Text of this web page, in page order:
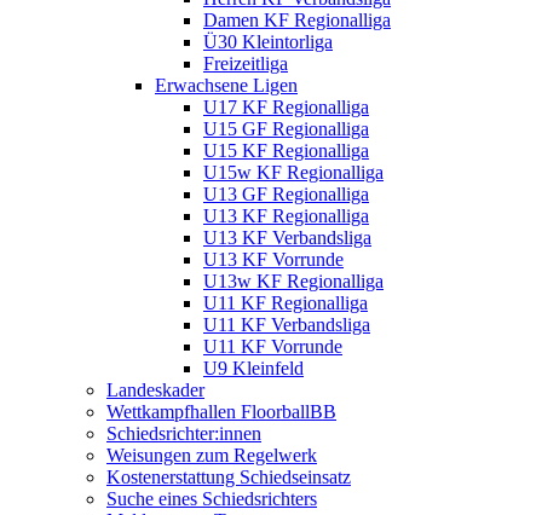
Damen KF Regionalliga
Ü30 Kleintorliga
Freizeitliga
Erwachsene Ligen
U17 KF Regionalliga
U15 GF Regionalliga
U15 KF Regionalliga
U15w KF Regionalliga
U13 GF Regionalliga
U13 KF Regionalliga
U13 KF Verbandsliga
U13 KF Vorrunde
U13w KF Regionalliga
U11 KF Regionalliga
U11 KF Verbandsliga
U11 KF Vorrunde
U9 Kleinfeld
Landeskader
Wettkampfhallen FloorballBB
Schiedsrichter:innen
Weisungen zum Regelwerk
Kostenerstattung Schiedseinsatz
Suche eines Schiedsrichters